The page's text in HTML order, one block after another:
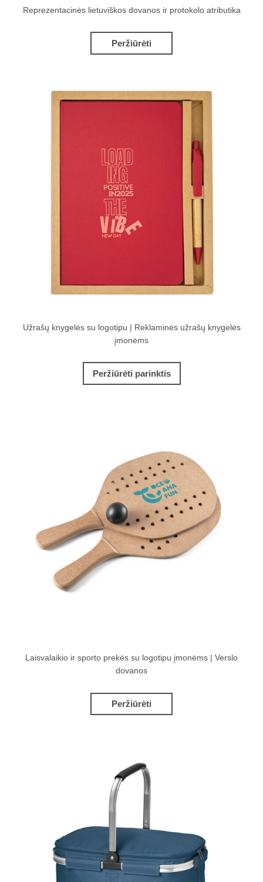
Reprezentacinės lietuviškos dovanos ir protokolo atributika
Peržiūrėti
Užrašų knygelės su logotipu | Reklaminės užrašų knygelės
įmonėms
Peržiūrėti parinktis
Laisvalaikio ir sporto prekės su logotipu įmonėms | Verslo
dovanos
Peržiūrėti